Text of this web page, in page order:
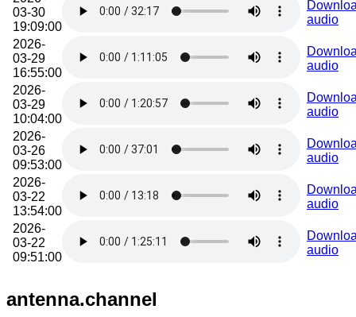
03-30
19:09:00
audio
2026-
03-29
16:55:00
audio
2026-
03-29
10:04:00
audio
2026-
03-26
09:53:00
audio
2026-
03-22
13:54:00
audio
2026-
03-22
09:51:00
audio
antenna.channel